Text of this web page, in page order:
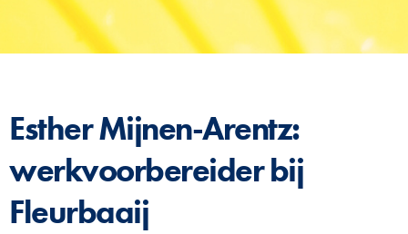
Esther Mijnen-Arentz:
werkvoorbereider bij
Fleurbaaij